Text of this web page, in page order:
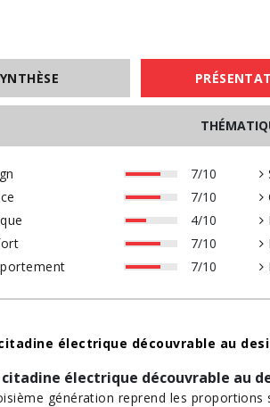
7/10
7/10
4/10
7/10
7/10
électrique découvrable au
électrique découvrable au
génération reprend les